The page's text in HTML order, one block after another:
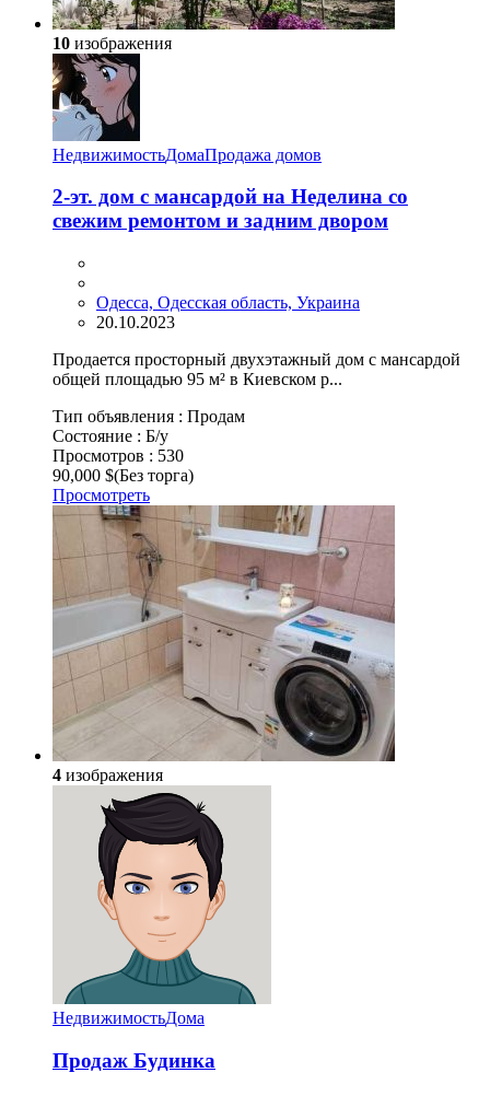
10 изображения
НедвижимостьДомаПродажа домов
2-эт. дом с мансардой на Неделина со
свежим ремонтом и задним двором
Одесса, Одесская область, Украина
20.10.2023
Продается просторный двухэтажный дом с мансардой
общей площадью 95 м² в Киевском р...
Тип объявления : Продам
Состояние : Б/у
Просмотров : 530
90,000 $(Без торга)
Просмотреть
4 изображения
НедвижимостьДома
Продаж Будинка